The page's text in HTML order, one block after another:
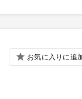
お気に入りに追